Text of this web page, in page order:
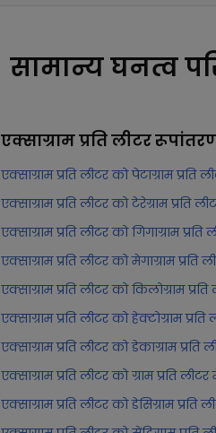
सामान्य घनत्व
एक्साग्राम प्रति लीटर
एक्साग्राम प्रति लीटर को पेटाग्राम प्रति
एक्साग्राम प्रति लीटर को टेरेग्राम प्रति
एक्साग्राम प्रति लीटर को गिगाग्राम
एक्साग्राम प्रति लीटर को मेगाग्राम प्रति
एक्साग्राम प्रति लीटर को किलोग्राम
एक्साग्राम प्रति लीटर को हेक्टोग्राम
एक्साग्राम प्रति लीटर को डेकाग्राम प्रति
एक्साग्राम प्रति लीटर को ग्राम प्रति
एक्साग्राम प्रति लीटर को डेसिग्राम प्रति